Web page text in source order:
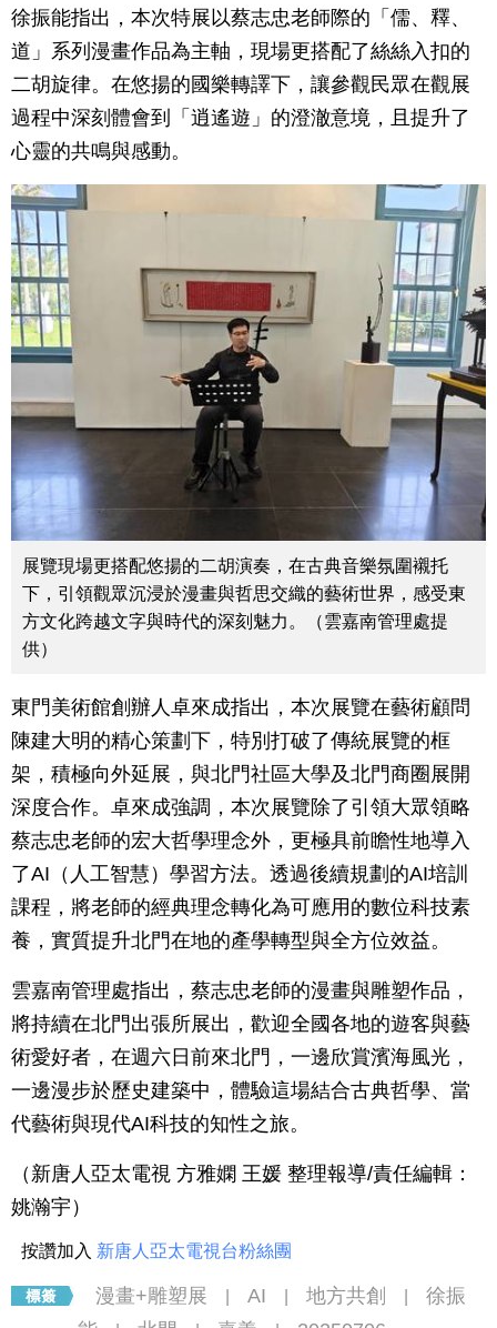
徐振能指出，本次特展以蔡志忠老師際的「儒、釋、
道」系列漫畫作品為主軸，現場更搭配了絲絲入扣的
二胡旋律。在悠揚的國樂轉譯下，讓參觀民眾在觀展
過程中深刻體會到「逍遙遊」的澄澈意境，且提升了
心靈的共鳴與感動。
展覽現場更搭配悠揚的二胡演奏，在古典音樂氛圍襯托
下，引領觀眾沉浸於漫畫與哲思交織的藝術世界，感受東
方文化跨越文字與時代的深刻魅力。（雲嘉南管理處提
供）
東門美術館創辦人卓來成指出，本次展覽在藝術顧問
陳建大明的精心策劃下，特別打破了傳統展覽的框
架，積極向外延展，與北門社區大學及北門商圈展開
深度合作。卓來成強調，本次展覽除了引領大眾領略
蔡志忠老師的宏大哲學理念外，更極具前瞻性地導入
了AI（人工智慧）學習方法。透過後續規劃的AI培訓
課程，將老師的經典理念轉化為可應用的數位科技素
養，實質提升北門在地的產學轉型與全方位效益。
雲嘉南管理處指出，蔡志忠老師的漫畫與雕塑作品，
將持續在北門出張所展出，歡迎全國各地的遊客與藝
術愛好者，在週六日前來北門，一邊欣賞濱海風光，
一邊漫步於歷史建築中，體驗這場結合古典哲學、當
代藝術與現代AI科技的知性之旅。
（新唐人亞太電視 方雅嫻 王媛 整理報導/責任編輯：
姚瀚宇）
按讚加入 新唐人亞太電視台粉絲團
漫畫+雕塑展 AI 地方共創
徐振